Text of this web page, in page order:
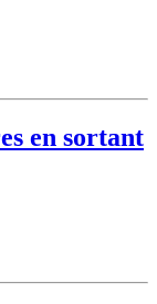
en sortant